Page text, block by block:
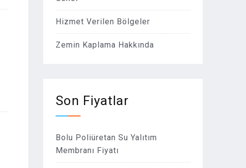
Hizmet Verilen Bölgeler
Zemin Kaplama Hakkında
Son Fiyatlar
Bolu Poliüretan Su Yalıtım
Membranı Fiyatı